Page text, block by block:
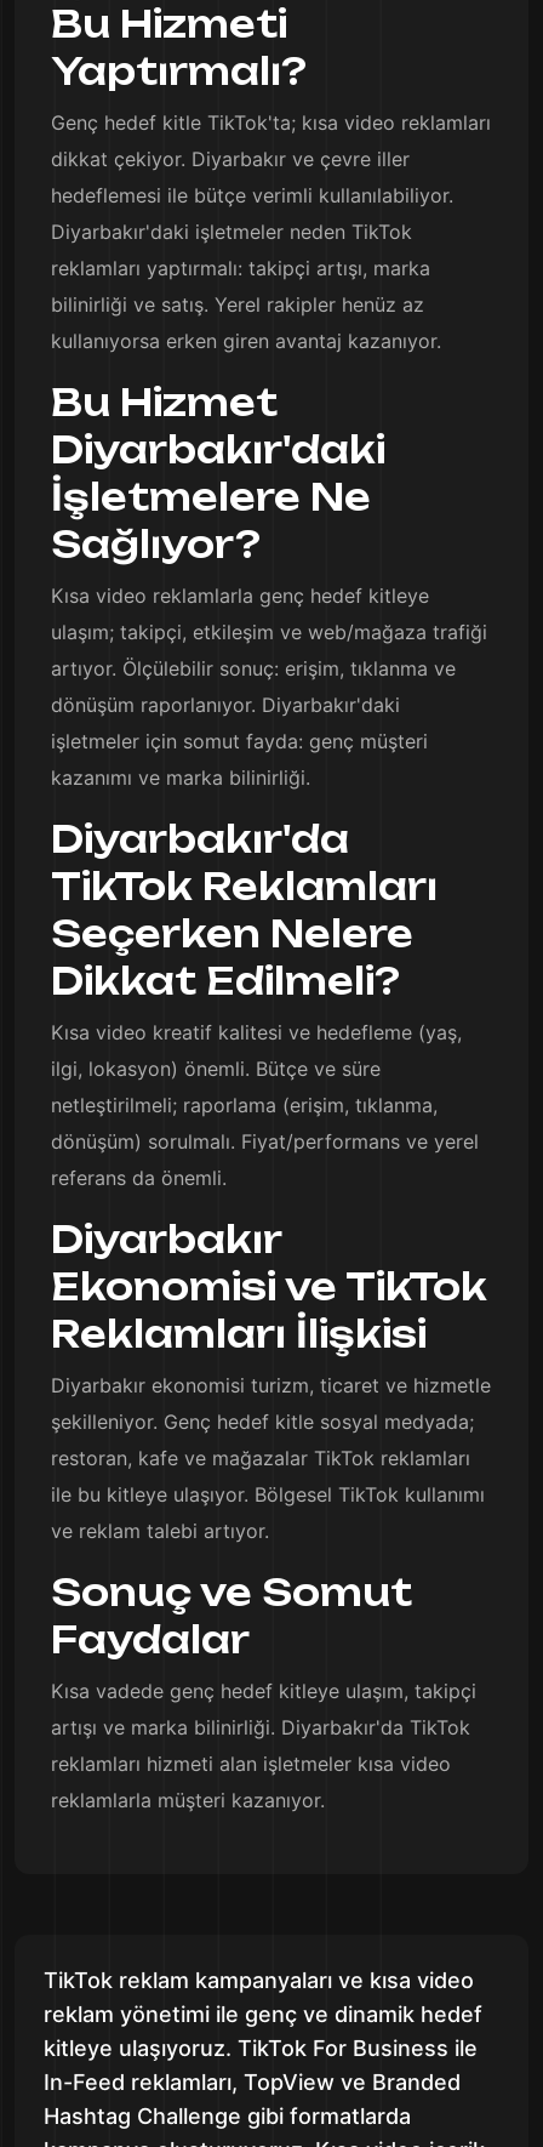
Bu Hizmeti
Yaptırmalı?
Genç hedef kitle TikTok'ta; kısa video reklamları
dikkat çekiyor. Diyarbakır ve çevre iller
hedeflemesi ile bütçe verimli kullanılabiliyor.
Diyarbakır'daki işletmeler neden TikTok
reklamları yaptırmalı: takipçi artışı, marka
bilinirliği ve satış. Yerel rakipler henüz az
kullanıyorsa erken giren avantaj kazanıyor.
Bu Hizmet
Diyarbakır'daki
İşletmelere Ne
Sağlıyor?
Kısa video reklamlarla genç hedef kitleye
ulaşım; takipçi, etkileşim ve web/mağaza trafiği
artıyor. Ölçülebilir sonuç: erişim, tıklanma ve
dönüşüm raporlanıyor. Diyarbakır'daki
işletmeler için somut fayda: genç müşteri
kazanımı ve marka bilinirliği.
Diyarbakır'da
TikTok Reklamları
Seçerken Nelere
Dikkat Edilmeli?
Kısa video kreatif kalitesi ve hedefleme (yaş,
ilgi, lokasyon) önemli. Bütçe ve süre
netleştirilmeli; raporlama (erişim, tıklanma,
dönüşüm) sorulmalı. Fiyat/performans ve yerel
referans da önemli.
Diyarbakır
Ekonomisi ve TikTok
Reklamları İlişkisi
Diyarbakır ekonomisi turizm, ticaret ve hizmetle
şekilleniyor. Genç hedef kitle sosyal medyada;
restoran, kafe ve mağazalar TikTok reklamları
ile bu kitleye ulaşıyor. Bölgesel TikTok kullanımı
ve reklam talebi artıyor.
Sonuç ve Somut
Faydalar
Kısa vadede genç hedef kitleye ulaşım, takipçi
artışı ve marka bilinirliği. Diyarbakır'da TikTok
reklamları hizmeti alan işletmeler kısa video
reklamlarla müşteri kazanıyor.
TikTok reklam kampanyaları ve kısa video
reklam yönetimi ile genç ve dinamik hedef
kitleye ulaşıyoruz. TikTok For Business ile
In-Feed reklamları, TopView ve Branded
Hashtag Challenge gibi formatlarda